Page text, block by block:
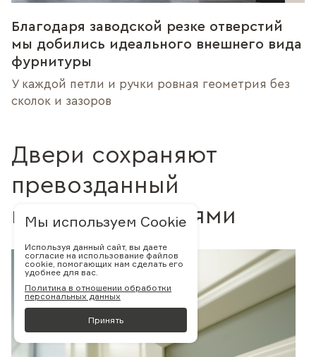
Благодаря заводской резке отверстий
мы добились идеального внешнего вида
фурнитуры
У каждой петли и ручки ровная геометрия без
сколок и зазоров
Двери сохраняют
превозданный
вид десятилетиями
Мы используем Cookie
Используя данный сайт, вы даете
согласие на использование файлов
cookie, помогающих нам сделать его
удобнее для вас.
Политика в отношении обработки
персональных данных
Принять